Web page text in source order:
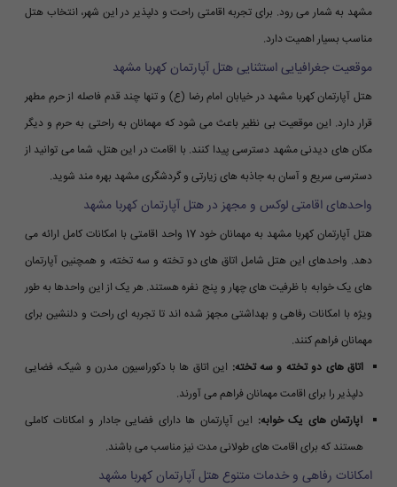
مشهد به شمار می رود. برای تجربه اقامتی راحت و دلپذیر در این شهر، انتخاب هتل
مناسب بسیار اهمیت دارد.
موقعیت جغرافیایی استثنایی هتل آپارتمان کهربا مشهد
هتل آپارتمان کهربا مشهد در خیابان امام رضا (ع) و تنها چند قدم فاصله از حرم مطهر
قرار دارد. این موقعیت بی نظیر باعث می شود که مهمانان به راحتی به حرم و دیگر
مکان های دیدنی مشهد دسترسی پیدا کنند. با اقامت در این هتل، شما می توانید از
دسترسی سریع و آسان به جاذبه های زیارتی و گردشگری مشهد بهره مند شوید.
واحدهای اقامتی لوکس و مجهز در هتل آپارتمان کهربا مشهد
هتل آپارتمان کهربا مشهد به مهمانان خود 17 واحد اقامتی با امکانات کامل ارائه می
دهد. واحدهای این هتل شامل اتاق های دو تخته و سه تخته، و همچنین آپارتمان
های یک خوابه با ظرفیت های چهار و پنج نفره هستند. هر یک از این واحدها به طور
ویژه با امکانات رفاهی و بهداشتی مجهز شده اند تا تجربه ای راحت و دلنشین برای
مهمانان فراهم کنند.
اتاق های دو تخته و سه تخته: این اتاق ها با دکوراسیون مدرن و شیک، فضایی
دلپذیر را برای اقامت مهمانان فراهم می آورند.
آپارتمان های یک خوابه: این آپارتمان ها دارای فضایی جادار و امکانات کاملی
هستند که برای اقامت های طولانی مدت نیز مناسب می باشند.
امکانات رفاهی و خدمات متنوع هتل آپارتمان کهربا مشهد